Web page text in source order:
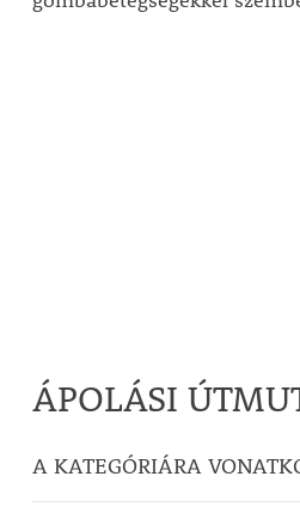
ÁPOLÁSI
A KATEGÓRIÁRA